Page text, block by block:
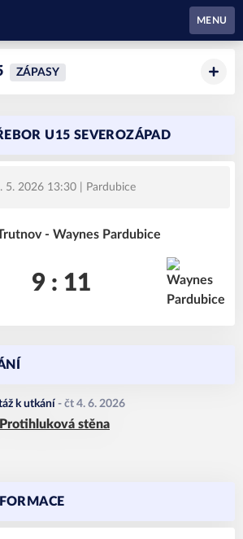
MENU
ZÁPASY
U15 SEVEROZÁPAD
5. 2026 13:30| Pardubice
- Waynes Pardubice
9 : 11
k utkání - čt 4. 6. 2026
stěna